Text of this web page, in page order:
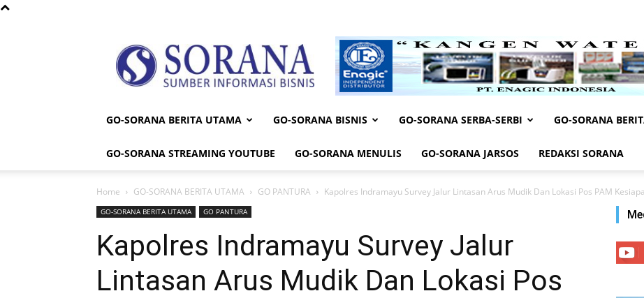
Sorana
GO-SORANA BERITA UTAMA GO-SORANA BISNIS GO-SORANA SERBA-SERBI GO-SORANA
GO-SORANA STREAMING YOUTUBE GO-SORANA MENULIS GO-SORANA JARSOS REDAKSI SORANA
Home GO-SORANA BERITA UTAMA GO PANTURA Kapolres Indramayu Survey Jalur Lintasan Arus Mudik Dan Lokasi Pos PAM
GO-SORANA BERITA UTAMA GO PANTURA
Kapolres Indramayu Survey Jalur
Lintasan Arus Mudik Dan Lokasi Pos